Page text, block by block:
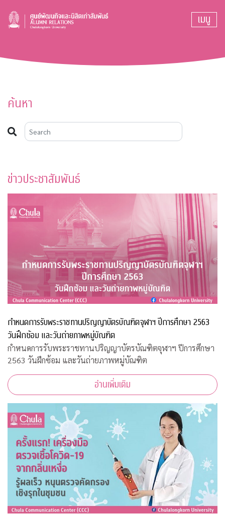
เมนู
ค้นหา
ข่าวประชาสัมพันธ์
กำหนดการรับพระราชทานปริญญาบัตรบัณฑิตจุฬาฯ ปีการศึกษา 2563
วันฝึกซ้อม และวันถ่ายภาพหมู่บัณฑิต
กำหนดการรับพระราชทานปริญญาบัตรบัณฑิตจุฬาฯ ปีการศึกษา
2563 วันฝึกซ้อม และวันถ่ายภาพหมู่บัณฑิต
อ่านเพิ่มเติม